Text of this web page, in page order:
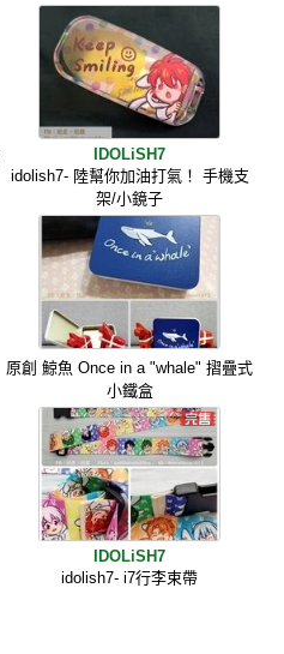
IDOLiSH7
idolish7- 陸幫你加油打氣！ 手機支
架/小鏡子
原創 鯨魚 Once in a "whale" 摺疊式
小鐵盒
IDOLiSH7
idolish7- i7行李束帶